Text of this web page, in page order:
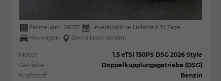
Fahrzeugnr.: 28027 unverbindliche Lieferzeit: 14 Tage
Neuwagen
Zentrallager (extern)
Motor
1.5 eTSI 150PS DSG 2026 Style
Getriebe
Doppelkupplungsgetriebe (DSG)
Kraftstoff
Benzin